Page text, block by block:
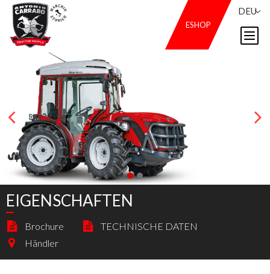
ESHOP
DEU
EIGENSCHAFTEN
Brochure
TECHNISCHE DATEN
Händler